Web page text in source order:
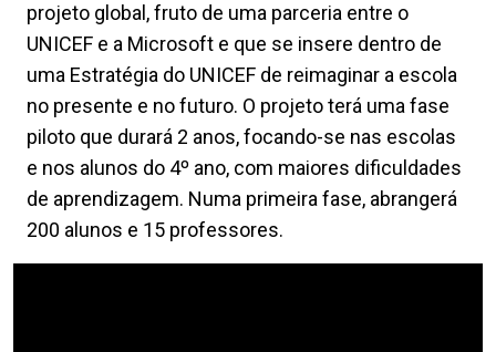
projeto global, fruto de uma parceria entre o
UNICEF e a Microsoft e que se insere dentro de
uma Estratégia do UNICEF de reimaginar a escola
no presente e no futuro. O projeto terá uma fase
piloto que durará 2 anos, focando-se nas escolas
e nos alunos do 4º ano, com maiores dificuldades
de aprendizagem. Numa primeira fase, abrangerá
200 alunos e 15 professores.